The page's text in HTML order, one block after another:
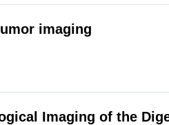
imaging
Imaging of the